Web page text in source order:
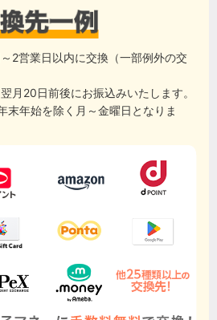
2営業日以内に交換（一部例外の交
月20日前後にお振込みいたします。
末年始を除く月～金曜日となりま